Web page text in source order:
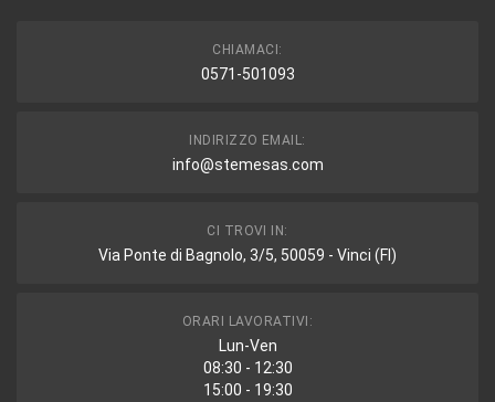
CHIAMACI:
0571-501093
INDIRIZZO EMAIL:
info@stemesas.com
CI TROVI IN:
Via Ponte di Bagnolo, 3/5, 50059 - Vinci (FI)
ORARI LAVORATIVI:
Lun-Ven
08:30 - 12:30
15:00 - 19:30